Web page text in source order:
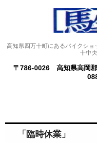
高知県四万十町にあるバイクシ
十中
〒786-0026 高知県高岡
「臨時休業」